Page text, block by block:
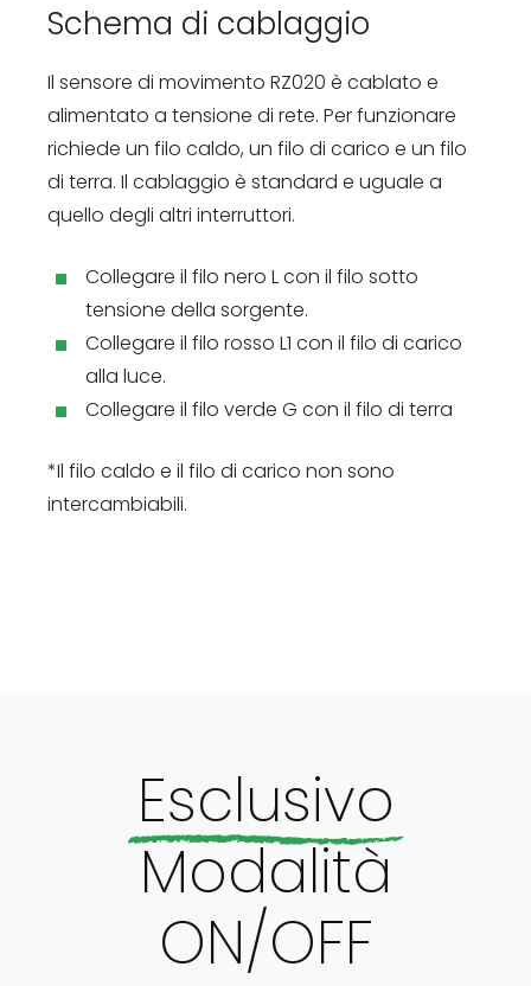
Schema di cablaggio
Il sensore di movimento RZ020 è cablato e
alimentato a tensione di rete. Per funzionare
richiede un filo caldo, un filo di carico e un filo
di terra. Il cablaggio è standard e uguale a
quello degli altri interruttori.
Collegare il filo nero L con il filo sotto
tensione della sorgente.
Collegare il filo rosso L1 con il filo di carico
alla luce.
Collegare il filo verde G con il filo di terra
*Il filo caldo e il filo di carico non sono
intercambiabili.
Esclusivo
Modalità
ON/OFF